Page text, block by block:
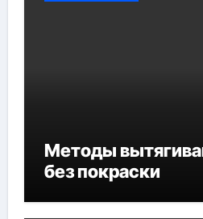
Методы
без покраски